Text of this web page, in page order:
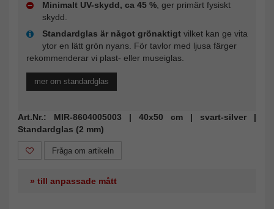
Minimalt UV-skydd, ca 45 %, ger primärt fysiskt
skydd.
Standardglas är något grönaktigt vilket kan ge vita
ytor en lätt grön nyans. För tavlor med ljusa färger
rekommenderar vi plast- eller museiglas.
mer om standardglas
Art.Nr.: MIR-8604005003 | 40x50 cm | svart-silver |
Standardglas (2 mm)
Fråga om artikeln
» till anpassade mått